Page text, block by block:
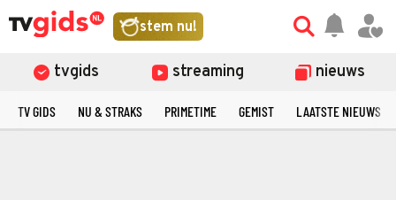
stem nu!
tvgids streaming nieuws
TV GIDS NU & STRAKS PRIMETIME GEMIST LAATSTE NIEUWS